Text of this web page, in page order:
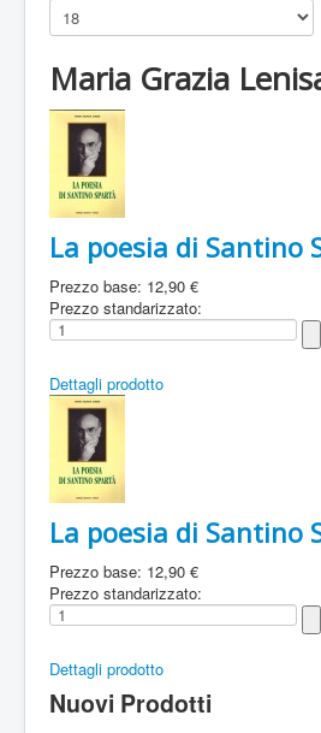
Maria Grazia
La poesia di Santino
Prezzo base: 12,90 €
Prezzo standarizzato:
Dettagli prodotto
La poesia di Santino
Prezzo base: 12,90 €
Prezzo standarizzato:
Dettagli prodotto
Nuovi Prodotti